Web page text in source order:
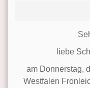
liebe
am Donnerstag,
Westfalen